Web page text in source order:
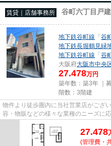
賃貸｜店舗事務所 谷町六丁目戸
地下鉄谷町線 「谷
地下鉄長堀鶴見緑
地下鉄谷町線 「谷
大阪府大阪市中央
27.478万円
築年数：築3年 ｜
階数：3階建
物件より徒歩圏内に当社営業店がござ
容・物販などの様々な業種のニーズに
尚、弊社ではおとり広告は一切...
27.478
(管理費・